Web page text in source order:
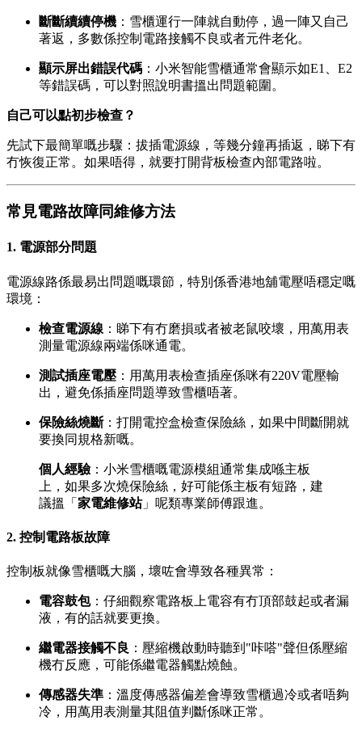
斷斷續續停機 ：雪櫃運行一陣就自動停，過一陣又自己
著返，多數係控制電路接觸不良或者元件老化。
顯示屏出錯誤代碼 ：小米智能雪櫃通常會顯示如E1、E2
等錯誤碼，可以對照說明書搵出問題範圍。
自己可以點初步檢查？
先試下最簡單嘅步驟：拔插電源線，等幾分鐘再插返，睇下有
冇恢復正常。如果唔得，就要打開背板檢查內部電路啦。
常見電路故障同維修方法
1. 電源部分問題
電源線路係最易出問題嘅環節，特別係香港地舖電壓唔穩定嘅
環境：
檢查電源線 ：睇下有冇磨損或者被老鼠咬壞，用萬用表
測量電源線兩端係咪通電。
測試插座電壓：用萬用表檢查插座係咪有220V電壓輸
出，避免係插座問題導致雪櫃唔著。
保險絲燒斷：打開電控盒檢查保險絲，如果中間斷開就
要換同規格新嘅。
個人經驗：小米雪櫃嘅電源模組通常集成喺主板
上，如果多次燒保險絲，好可能係主板有短路，建
議搵「 家電維修站」呢類專業師傅跟進。
2. 控制電路板故障
控制板就像雪櫃嘅大腦，壞咗會導致各種異常：
電容鼓包：仔細觀察電路板上電容有冇頂部鼓起或者漏
液，有的話就要更換。
繼電器接觸不良 ：壓縮機啟動時聽到"咔嗒"聲但係壓縮
機冇反應，可能係繼電器觸點燒蝕。
傳感器失準 ：溫度傳感器偏差會導致雪櫃過冷或者唔夠
冷，用萬用表測量其阻值判斷係咪正常。